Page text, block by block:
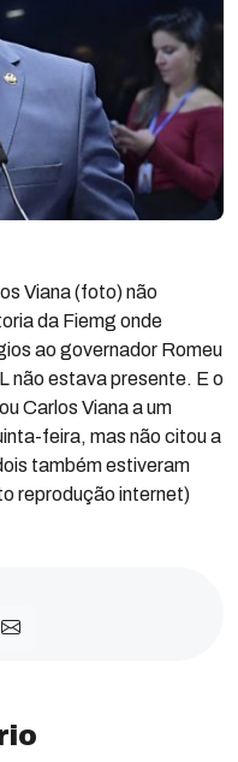
Viana (foto) não
da Fiemg onde
ao governador Romeu
não estava presente. E o
Carlos Viana a um
feira, mas não citou a
também estiveram
reprodução internet)